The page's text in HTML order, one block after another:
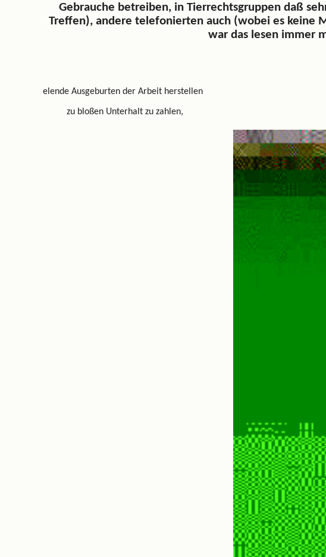
Gebrauche betreiben, in Tierrechtsgruppen daß
Treffen), andere telefonierten auch (wobei es keine
war das lesen immer
elende Ausgeburten der Arbeit herstellen
zu bloßen Unterhalt zu zahlen,